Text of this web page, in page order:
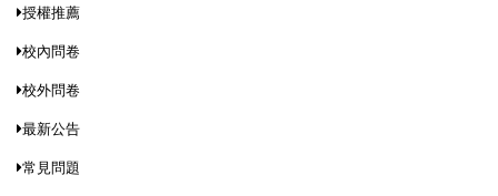
授權推薦
校內問卷
校外問卷
最新公告
常見問題